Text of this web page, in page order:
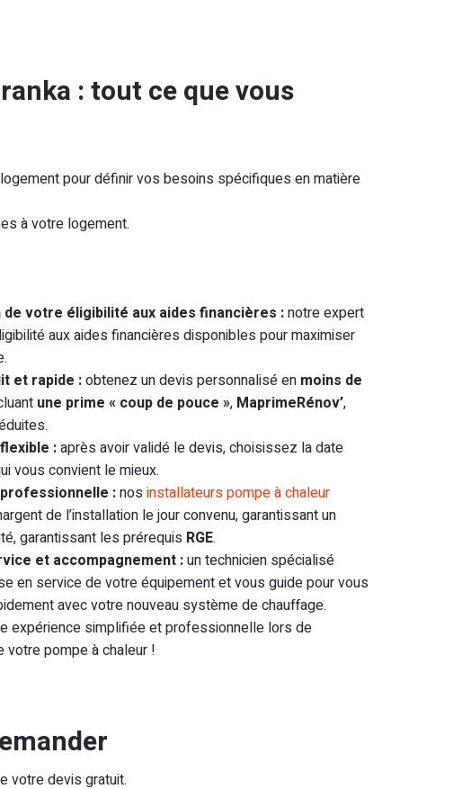
: tout ce que vous
pour définir vos besoins spécifiques en matière
à votre logement.
votre éligibilité aux aides financières :notre expert
aux aides financières disponibles pour maximiser
et rapide :obtenez un devis personnalisé en moins de
une prime « coup de pouce », MaprimeRénov’,
:après avoir validé le devis, choisissez la date
vous convient le mieux.
:nos installateurs pompe à chaleur
de l’installation le jour convenu, garantissant un
garantissant les prérequis RGE.
et accompagnement :un technicien spécialisé
en service de votre équipement et vous guide pour vous
avec votre nouveau système de chauffage.
expérience simplifiée et professionnelle lors de
votre pompe à chaleur !
votre devis gratuit.